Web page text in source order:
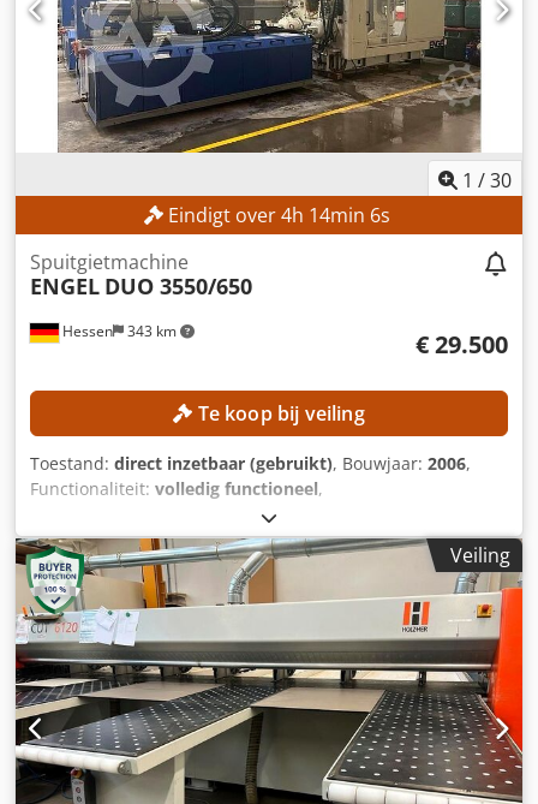
Injectiedruk: 1.481 bar MACHINEGEGEVENS Elektrisch-
hydraulische uitrusting Nominaal vermogen pomp motor:
45 kW Afmetingen en gewicht Afmetingen (L × B × H): ca.
8.000 × 2.250 × 2.200 mm Gewicht: ca. 5.600 kg
1 /30
Eindigt over4h 14min 3s
Hessen 343 km
Spuitgietmachine
ENGEL DUO 3550/650
€ 29.500
Te koop bij veiling
Toestand: direct inzetbaar (gebruikt), Bouwjaar: 2006,
Functionaliteit: volledig functioneel,
161394
kN, schroefdiameter:90 mm, injectiegewicht:2.254 g,
totaalgewicht:33.000 kg, TECHNISCHE SPECIFICATIES
Sluitkracht: 6.500 kN Codpfx Ajzncmajh Ssha Afstand
tussen de kolommen: 1.025 × 930 mm Minimale
gereedschapshoogte: 450 mm Maximale
gereedschapshoogte: 950 mm Maximale openingsbreedte:
1.800 mm Schroefdiameter: 90 mm Injectievolume: 2.480
cm³ Injectiegewicht: 2.254 g MACHINE-DETAILS Nominaal
vermogen pompmotor: 55 kW Verwarmingsvermogen: 62
kW Afmetingen en gewicht Afmetingen op de opstelplaats
(L × B × H): 8.300 × 2.500 × 2.330 mm Gewicht: ca. 33.000 kg
Veiling